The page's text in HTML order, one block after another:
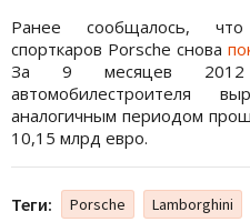
Ранее сообщалось, что
спорткаров Porsche снова
За 9 месяцев 2012
автомобилестроителя
аналогичным периодом
10,15 млрд евро.
Теги: Porsche Lamborghini